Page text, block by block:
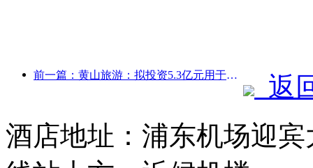
前一篇：黄山旅游：拟投资5.3亿元用于酒店改造
返
酒店地址：浦东机场迎